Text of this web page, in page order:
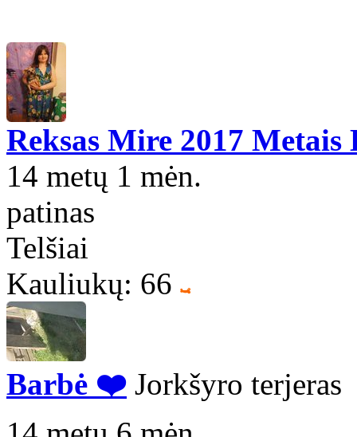
Reksas Mire 2017 Metais
14 metų 1 mėn.
patinas
Telšiai
Kauliukų: 66
Barbė ❤️ Jorkšyro terjeras